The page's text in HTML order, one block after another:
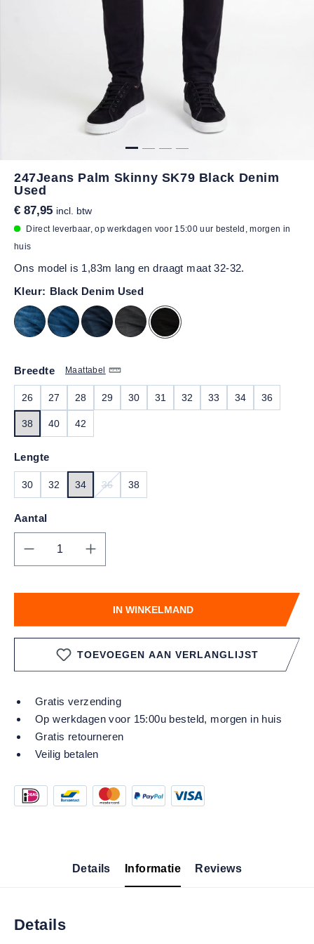
247Jeans Palm Skinny SK79 Black Denim
Used
€ 87,95 incl. btw
Direct leverbaar, op werkdagen voor 15:00 uur besteld, morgen in
huis
Ons model is 1,83m lang en draagt maat 32-32.
Kleur: Black Denim Used
Maattabel
Breedte
26 27 28 29 30 31 32 33 34 36
38 40 42
Lengte
30 32 34 36 38
Aantal
Producthoeveelheid: Voer de gewenste
IN WINKELMAND
TOEVOEGEN AAN VERLANGLIJST
Gratis verzending
Op werkdagen voor 15:00u besteld, morgen in huis
Gratis retourneren
Veilig betalen
Details Informatie Reviews
Details